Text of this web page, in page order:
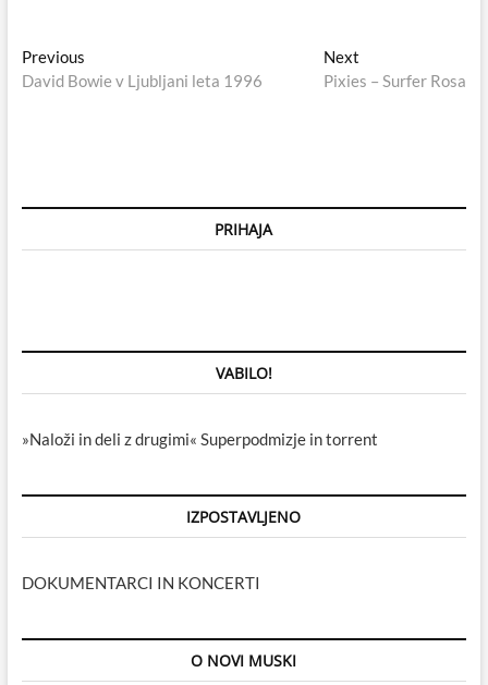
Navigacija
prispevka
PreviousPrevious
post:
David Bowie v Ljubljani leta 1996
Next
post:
Pixies – Surfer Rosa
PRIHAJA
VABILO!
»Naloži in deli z drugimi« Superpodmizje in torrent
IZPOSTAVLJENO
DOKUMENTARCI IN KONCERTI
O NOVI MUSKI